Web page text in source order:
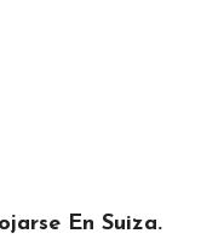
En Suiza.